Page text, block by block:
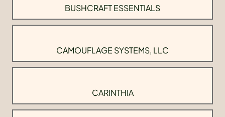
BUSHCRAFT ESSENTIALS
CAMOUFLAGE SYSTEMS, LLC
CARINTHIA